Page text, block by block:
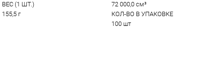
ВЕС (1 ШТ.)
155,5 г
72 000,0 см³
КОЛ-ВО В УПАКОВКЕ
100 шт